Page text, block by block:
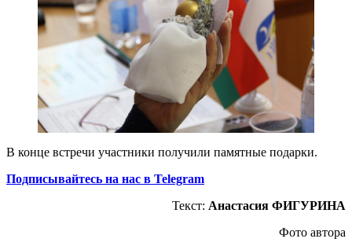
В конце встречи участники получили памятные подарки.
Подписывайтесь на нас в Telegram
Текст: Анастасия ФИГУРИНА
Фото автора